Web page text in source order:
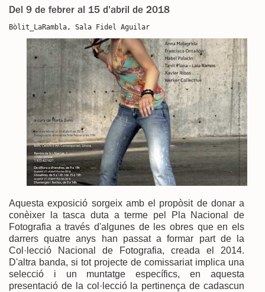
Del 9 de febrer al 15 d'abril de 2018
Bòlit_LaRambla, Sala Fidel Aguilar
Aquesta exposició sorgeix amb el propòsit de donar a
conèixer la tasca duta a terme pel Pla Nacional de
Fotografia a través d'algunes de les obres que en els
darrers quatre anys han passat a formar part de la
Col·lecció Nacional de Fotografia, creada el 2014.
D'altra banda, si tot projecte de comissariat implica una
selecció i un muntatge específics, en aquesta
presentació de la col·lecció la pertinença de cadascun